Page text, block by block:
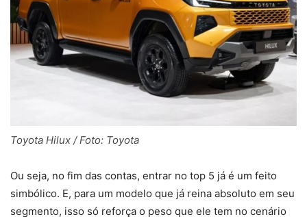
Toyota Hilux / Foto: Toyota
Ou seja, no fim das contas, entrar no top 5 já é um feito
simbólico. E, para um modelo que já reina absoluto em seu
segmento, isso só reforça o peso que ele tem no cenário